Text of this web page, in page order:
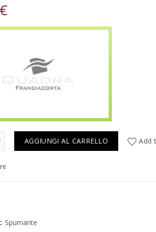
€
AGGIUNGI AL CARRELLO Add
Spumante